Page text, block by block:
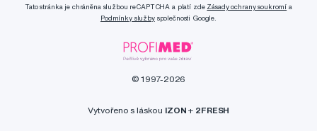
Tato stránka je chráněna službou reCAPTCHA a platí zde Zásady ochrany soukromí a
Podmínky službyspolečnosti Google.
© 1997-2026
Vytvořeno s láskou IZON + 2FRESH